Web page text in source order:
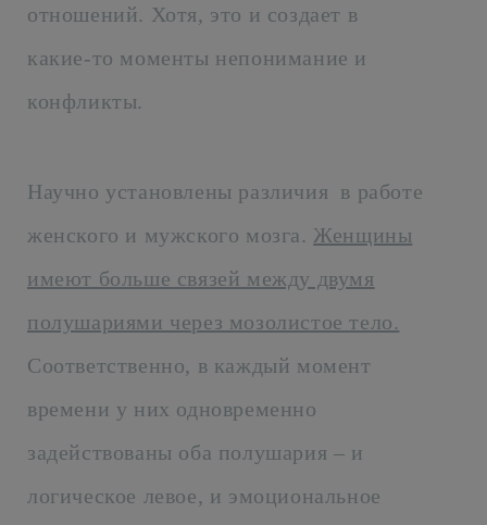
отношений. Хотя, это и создает в
какие-то моменты непонимание и
конфликты.
Научно установлены различия в работе
женского и мужского мозга. Женщины
имеют больше связей между двумя
полушариями через мозолистое тело.
Соответственно, в каждый момент
времени у них одновременно
задействованы оба полушария – и
логическое левое, и эмоциональное